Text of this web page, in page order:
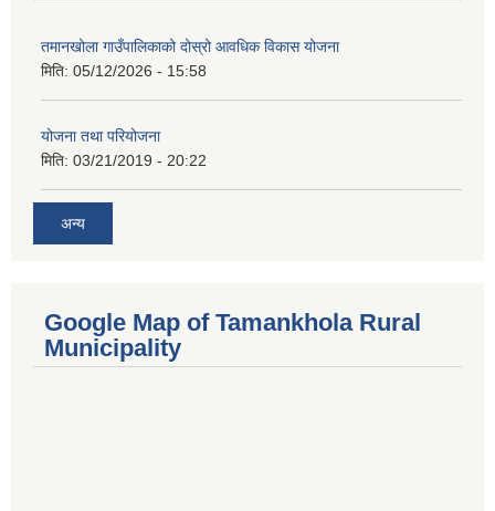
तमानखोला गाउँपालिकाको दोस्रो आवधिक विकास योजना
मिति: 05/12/2026 - 15:58
योजना तथा परियोजना
मिति: 03/21/2019 - 20:22
अन्य
Google Map of Tamankhola Rural
Municipality